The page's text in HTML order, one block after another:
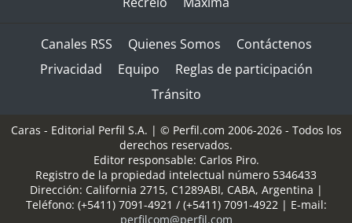
Canales RSS Quienes Somos
Contáctenos
Privacidad
Equipo
Reglas de participación
Tránsito
Caras - Editorial Perfil S.A. | © Perfil.com 2006-2026 - Todos los
derechos reservados.
Editor responsable: Carlos Piro.
Registro de la propiedad intelectual número 5346433
Dirección: California 2715, C1289ABI, CABA, Argentina |
Teléfono: (+5411) 7091-4921 / (+5411) 7091-4922| E-mail:
perfilcom@perfil.com